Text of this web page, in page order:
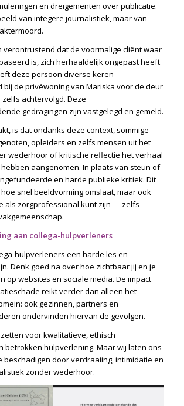
en dreigementen over publicatie.
van integere journalistiek, maar van
verontrustend dat de voormalige cliënt waar
is, zich herhaaldelijk ongepast heeft
deze persoon diverse keren
bij de privéwoning van Mariska voor de deur
achtervolgd. Deze
gedragingen zijn vastgelegd en gemeld.
is dat ondanks deze context, sommige
opleiders en zelfs mensen uit het
wederhoor of kritische reflectie het verhaal
aangenomen. In plaats van steun of
en harde publieke kritiek. Dit
snel beeldvorming omslaat, maar ook
als zorgprofessional kunt zijn — zelfs
aan collega-hulpverleners
hulpverleners een harde les en
Denk goed na over hoe zichtbaar jij en je
op websites en sociale media. De impact
reikt verder dan alleen het
ook gezinnen, partners en
ondervinden hiervan de gevolgen.
voor kwalitatieve, ethisch
betrokken hulpverlening. Maar wij laten ons
beschadigen door verdraaiing, intimidatie en
zonder wederhoor.